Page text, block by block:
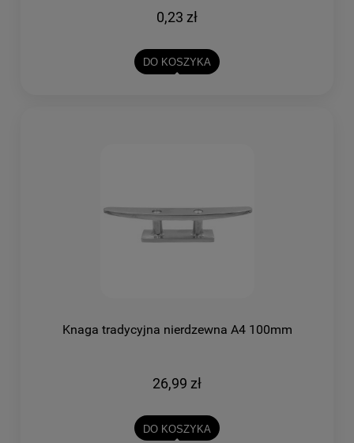
0,23 zł
DO KOSZYKA
Knaga tradycyjna nierdzewna A4 100mm
26,99 zł
DO KOSZYKA